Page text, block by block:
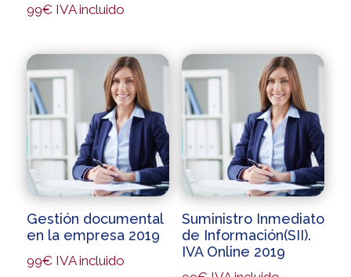
99€ IVA incluido
Gestión documental
en la empresa 2019
99€ IVA incluido
Suministro Inmediato
de Información(SII).
IVA Online 2019